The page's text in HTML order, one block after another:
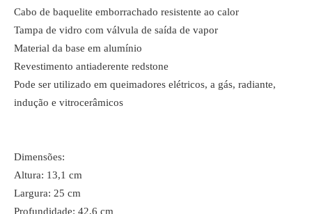
Cabo de baquelite emborrachado resistente ao calor
Tampa de vidro com válvula de saída de vapor
Material da base em alumínio
Revestimento antiaderente redstone
Pode ser utilizado em queimadores elétricos, a gás, radiante,
indução e vitrocerâmicos
Dimensões:
Altura: 13,1 cm
Largura: 25 cm
Profundidade: 42,6 cm